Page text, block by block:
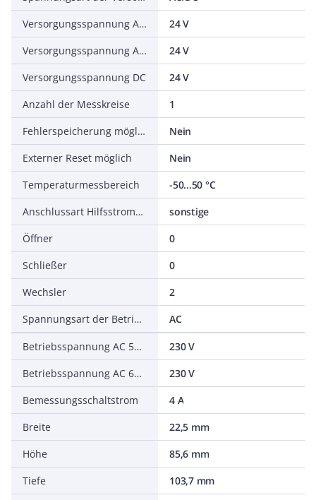
Versorgungsspannung AC 50 Hz
24 V
Versorgungsspannung AC 60 Hz
24 V
Versorgungsspannung DC
24 V
Anzahl der Messkreise
1
Fehlerspeicherung möglich
Nein
Externer Reset möglich
Nein
Temperaturmessbereich
-50...50 °C
Anschlussart Hilfsstromkreis
sonstige
Öffner
0
Schließer
0
Wechsler
2
Spannungsart der Betriebsspannung
AC
Betriebsspannung AC 50 Hz
230 V
Betriebsspannung AC 60 Hz
230 V
Bemessungsschaltstrom
4 A
Breite
22,5 mm
Höhe
85,6 mm
Tiefe
103,7 mm